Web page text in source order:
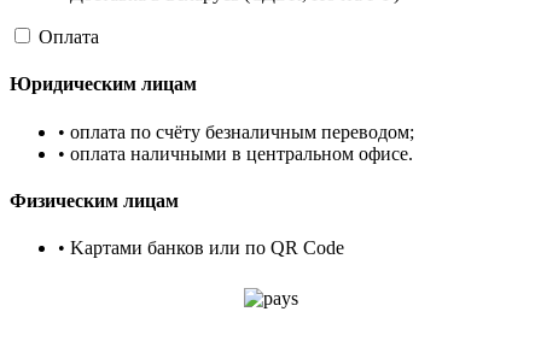
Оплата
Юридическим лицам
• оплата по счёту безналичным переводом;
• оплата наличными в центральном офисе.
Физическим лицам
• Kартами банков или по QR Code